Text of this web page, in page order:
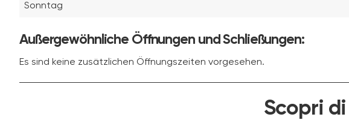
Sonntag
Außergewöhnliche Öffnungen und Schließungen:
Es sind keine zusätzlichen Öffnungszeiten vorgesehen.
Scopri